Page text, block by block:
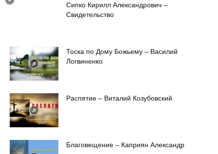
Сипко Кирилл Александрович –
Свидетельство
Тоска по Дому Божьему – Василий
Логвиненко
Распятие – Виталий Козубовский
Благовещение – Каприян Александр